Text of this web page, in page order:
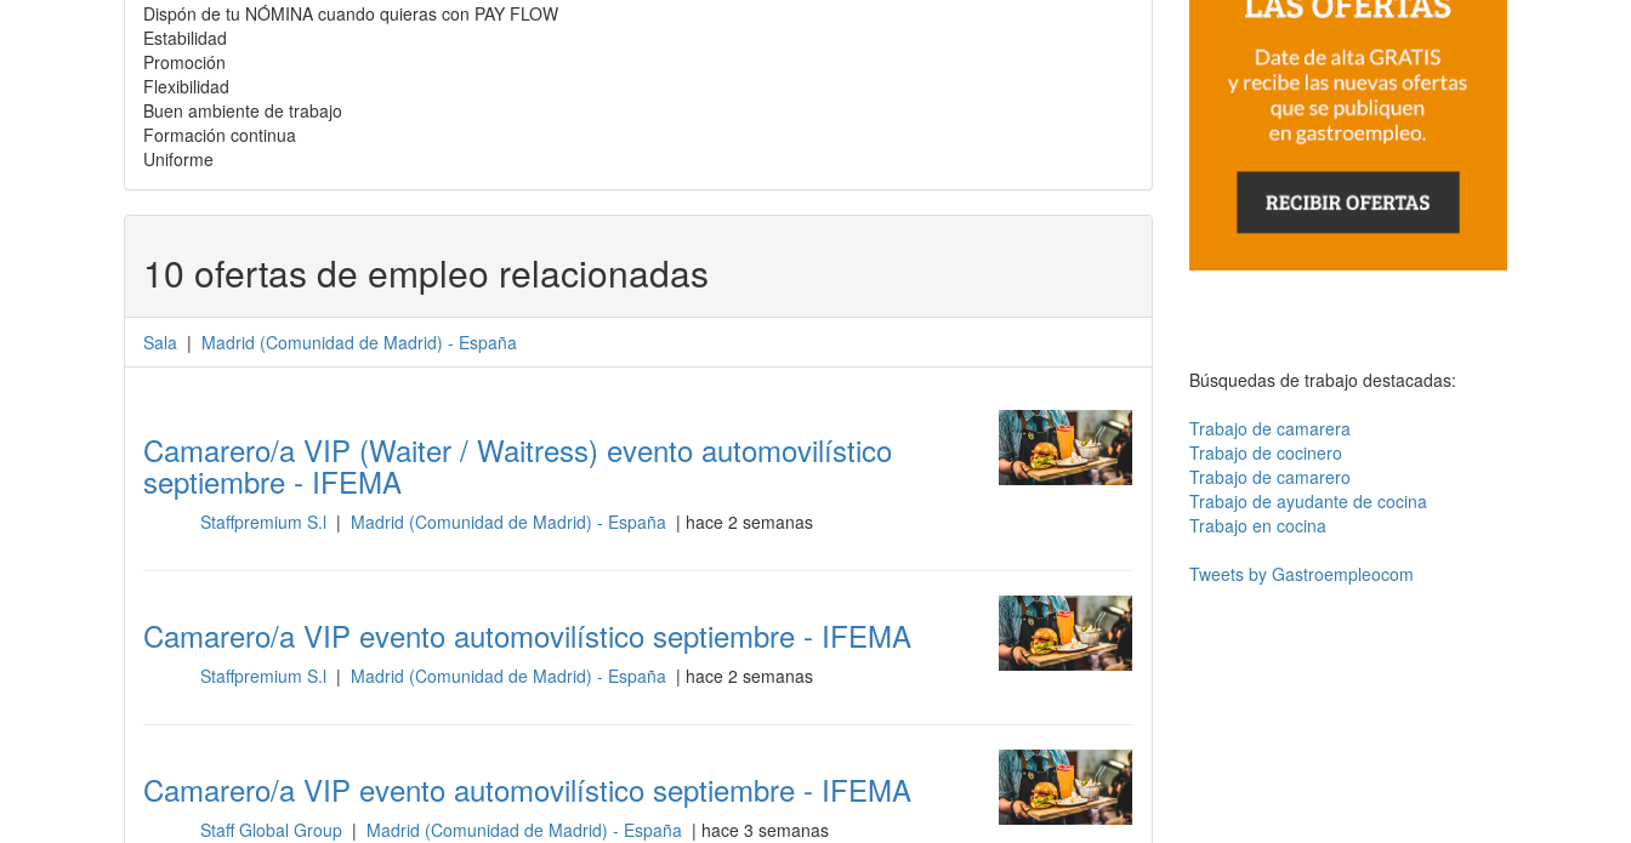
Dispón de tu NÓMINA cuando quieras con PAY FLOW
Estabilidad
Promoción
Flexibilidad
Buen ambiente de trabajo
Formación continua
Uniforme
10 ofertas de empleo relacionadas
Sala | Madrid (Comunidad de Madrid) - España
Camarero/a VIP (Waiter / Waitress) evento automovilístico
septiembre - IFEMA
Staffpremium S.l | Madrid (Comunidad de Madrid) - España | hace 2 semanas
Camarero/a VIP evento automovilístico septiembre - IFEMA
Staffpremium S.l | Madrid (Comunidad de Madrid) - España | hace 2 semanas
Camarero/a VIP evento automovilístico septiembre - IFEMA
Staff Global Group | Madrid (Comunidad de Madrid) - España | hace 3 semanas
Búsquedas de trabajo destacadas:
Trabajo de camarera
Trabajo de cocinero
Trabajo de camarero
Trabajo de ayudante de cocina
Trabajo en cocina
Tweets by Gastroempleocom